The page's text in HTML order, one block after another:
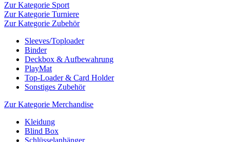
Zur Kategorie Sport
Zur Kategorie Turniere
Zur Kategorie Zubehör
Sleeves/Toploader
Binder
Deckbox & Aufbewahrung
PlayMat
Top-Loader & Card Holder
Sonstiges Zubehör
Zur Kategorie Merchandise
Kleidung
Blind Box
Schlüsselanhänger